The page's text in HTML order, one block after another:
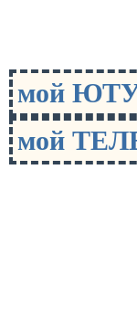
мой
мой